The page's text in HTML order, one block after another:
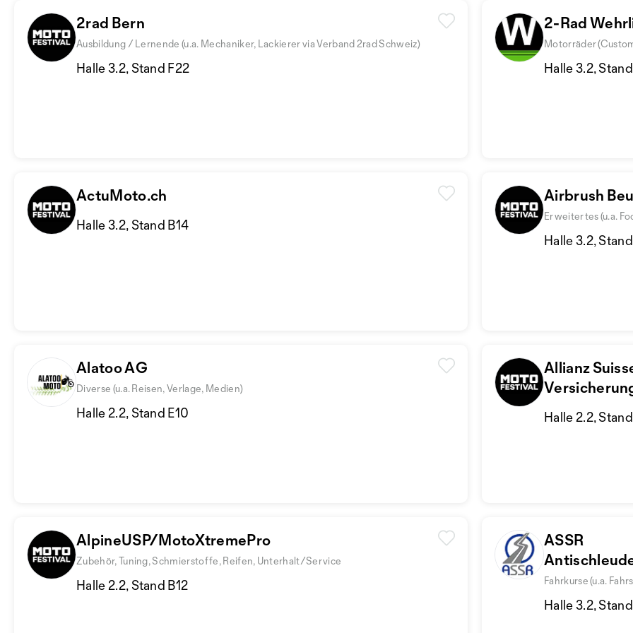
2rad Bern
Ausbildung / Lernende (u.a. Mechaniker, Lackierer via Verband 2rad Schweiz)
Halle 3.2, Stand F22
2-Rad
Motorräder
Halle 3.2,
ActuMoto.ch
Halle 3.2, Stand B14
Airbrush
Erweitertes (u.a.
Halle 3.2,
Alatoo AG
Diverse (u.a. Reisen, Verlage, Medien)
Halle 2.2, Stand E10
Allianz
Halle 2.2,
AlpineUSP/MotoXtremePro
Zubehör, Tuning, Schmierstoffe, Reifen, Unterhalt/Service
Halle 2.2, Stand B12
ASSR
Driving
Fahrkurse (u.a.
Halle 3.2,